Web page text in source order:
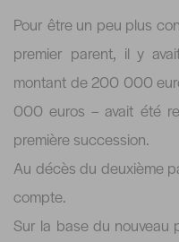
Pour être un peu plus
premier parent, il y
montant de 200 000
000 euros – avait été
première succession.
Au décès du deuxième
compte.
Sur la base du nouveau